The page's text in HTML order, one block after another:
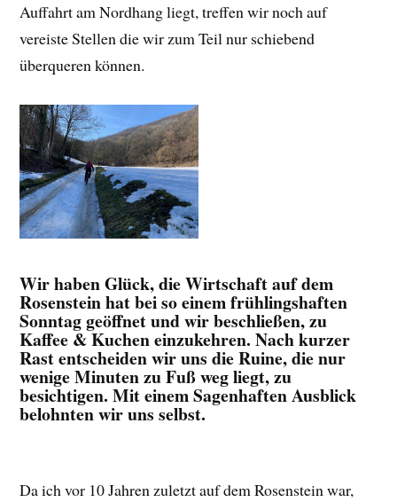
Auffahrt am Nordhang liegt, treffen wir noch auf
vereiste Stellen die wir zum Teil nur schiebend
überqueren können.
Wir haben Glück, die Wirtschaft auf dem
Rosenstein hat bei so einem frühlingshaften
Sonntag geöffnet und wir beschließen, zu
Kaffee & Kuchen einzukehren. Nach kurzer
Rast entscheiden wir uns die Ruine, die nur
wenige Minuten zu Fuß weg liegt, zu
besichtigen. Mit einem Sagenhaften Ausblick
belohnten wir uns selbst.
Da ich vor 10 Jahren zuletzt auf dem Rosenstein war,